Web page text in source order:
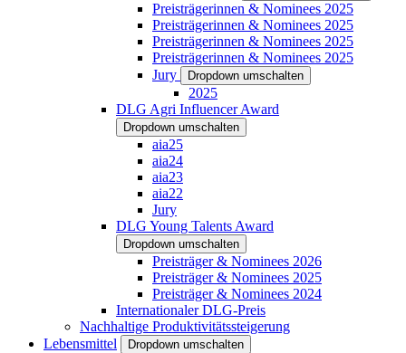
Preisträgerinnen & Nominees 2025
Preisträgerinnen & Nominees 2025
Preisträgerinnen & Nominees 2025
Preisträgerinnen & Nominees 2025
Jury
Dropdown umschalten
2025
DLG Agri Influencer Award
Dropdown umschalten
aia25
aia24
aia23
aia22
Jury
DLG Young Talents Award
Dropdown umschalten
Preisträger & Nominees 2026
Preisträger & Nominees 2025
Preisträger & Nominees 2024
Internationaler DLG-Preis
Nachhaltige Produktivitätssteigerung
Lebensmittel
Dropdown umschalten